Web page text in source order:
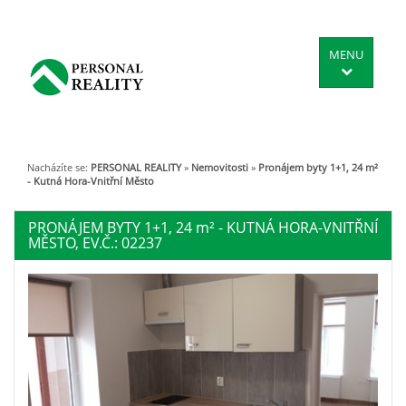
MENU
Nacházíte se: PERSONAL REALITY » Nemovitosti » Pronájem byty 1+1, 24 m²
- Kutná Hora-Vnitřní Město
PRONÁJEM BYTY 1+1, 24 m²- KUTNÁ HORA-VNITŘNÍ
MĚSTO, EV.Č.: 02237